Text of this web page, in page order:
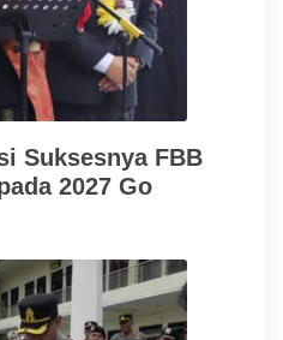
Suksesnya FBB
2027 Go